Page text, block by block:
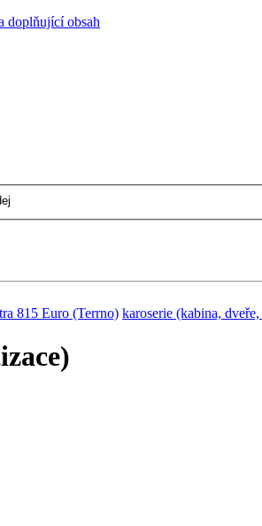
doplňující obsah
815 Euro (Terrno) karoserie (kabina,